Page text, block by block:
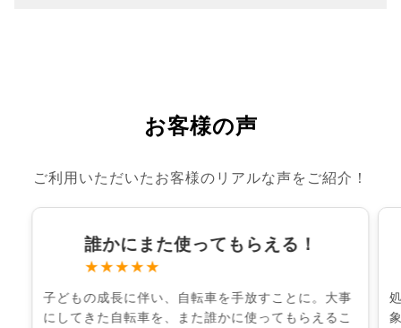
お客様の声
ご利用いただいたお客様のリアルな声をご紹介！
誰かにまた使ってもらえる！
★★★★★
子どもの成長に伴い、自転車を手放すことに。大事
にしてきた自転車を、また誰かに使ってもらえるこ